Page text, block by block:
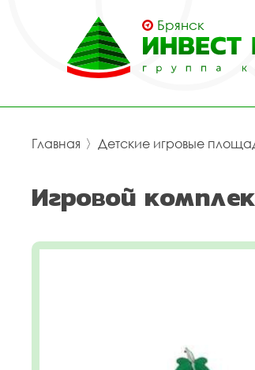
Брянск
Главная 〉 Детские игровые
Игровой